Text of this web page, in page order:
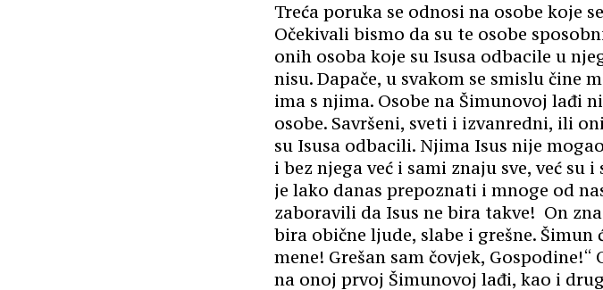
Treća poruka se odnosi na osobe koje
Očekivali bismo da su te osobe
onih osoba koje su Isusa odbacile u
nisu. Dapače, u svakom se smislu čine
ima s njima. Osobe na Šimunovoj lađi
osobe. Savršeni, sveti i izvanredni, ili
su Isusa odbacili. Njima Isus nije
i bez njega već i sami znaju sve, već
je lako danas prepoznati i mnoge od
zaboravili da Isus ne bira takve! On
bira obične ljude, slabe i grešne.
mene! Grešan sam čovjek,
na onoj prvoj Šimunovoj lađi, kao i